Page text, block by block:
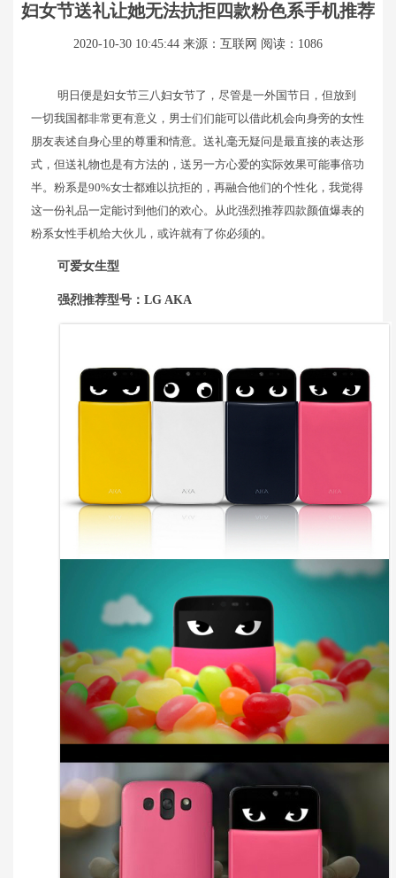
妇女节送礼让她无法抗拒四款粉色系手机推荐
2020-10-30 10:45:44 来源：互联网 阅读：1086
明日便是妇女节三八妇女节了，尽管是一外国节日，但放到
一切我国都非常更有意义，男士们们能可以借此机会向身旁的女性
朋友表述自身心里的尊重和情意。送礼毫无疑问是最直接的表达形
式，但送礼物也是有方法的，送另一方心爱的实际效果可能事倍功
半。粉系是90%女士都难以抗拒的，再融合他们的个性化，我觉得
这一份礼品一定能讨到他们的欢心。从此强烈推荐四款颜值爆表的
粉系女性手机给大伙儿，或许就有了你必须的。
可爱女生型
强烈推荐型号：LG AKA